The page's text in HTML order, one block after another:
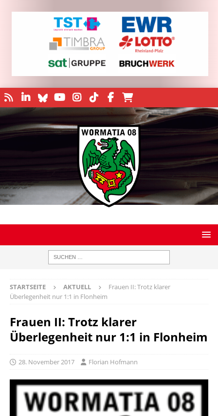
STARTSEITE AKTUELL
Frauen II: Trotz klarer
Überlegenheit nur 1:1 in Flonheim
Frauen II: Trotz klarer
Überlegenheit nur 1:1 in Flonheim
28. November 2017 Florian Hofmann